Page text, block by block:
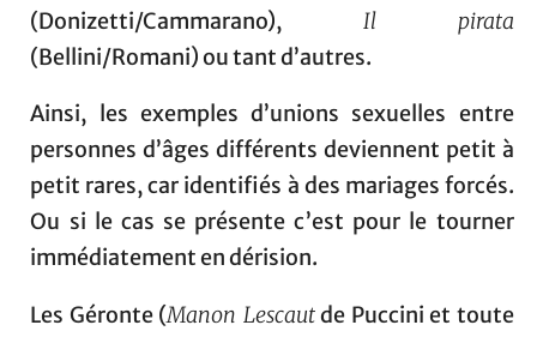
(Donizetti/Cammarano), Il pirata
(Bellini/Romani) ou tant d’autres.
Ainsi, les exemples d’unions sexuelles entre
personnes d’âges différents deviennent petit à
petit rares, car identifiés à des mariages forcés.
Ou si le cas se présente c’est pour le tourner
immédiatement en dérision.
Les Géronte (Manon Lescautde Puccini et toute